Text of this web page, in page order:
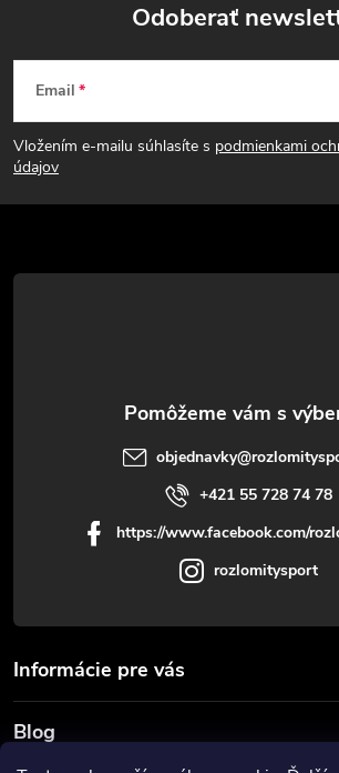
Z
á
p
t
Odoberať
Email
Vložením e-mailu súhlasíte s podmienkami
údajov
objednavky@
+421 55 728 74 78
https://www.facebook.com/
rozlomitysport
Informácie pre vás
Blog